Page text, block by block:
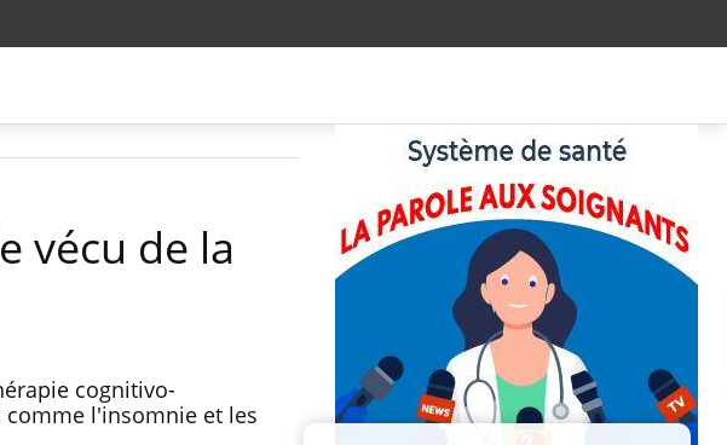
vécu de la
cognitivo-
l'insomnie et les